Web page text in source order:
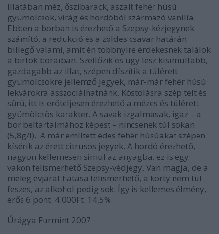
Illatában méz, őszibarack, aszalt fehér húsú
gyümölcsök, virág és hordóból származó vanília.
Ebben a borban is érezhető a Szepsy-kézjegynek
számító, a redukció és a zöldes csavar határán
billegő valami, amit én többnyire érdekesnek találok
a birtok boraiban. Szellőzik és úgy lesz kisimultabb,
gazdagabb az illat, szépen díszítik a túlérett
gyümölcsökre jellemző jegyek, már-már fehér húsú
lekvárokra asszociálhatnánk. Kóstolásra szép telt és
sűrű, itt is erőteljesen érezhető a mézes és túlérett
gyümölcsös karakter. A savak izgalmasak, igaz – a
bor beltartalmához képest – nincsenek túl sokan
(5,8g/l). A már említett édes fehér húsúakat szépen
kísérik az érett citrusos jegyek. A hordó érezhető,
nagyon kellemesen simul az anyagba, ez is egy
vakon felismerhető Szepsy-védjegy. Van magja, de a
meleg évjárat hatása felismerhető, a korty nem túl
feszes, az alkohol pedig sok. Így is kellemes élmény,
erős 6 pont. 4.000Ft. 14,5%
Úrágya Furmint 2007